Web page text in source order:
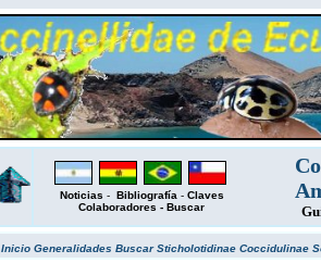
Noticias - Bibliografía - Claves
Colaboradores - Buscar
Inicio Generalidades BuscarSticholotidinae Coccidulinae